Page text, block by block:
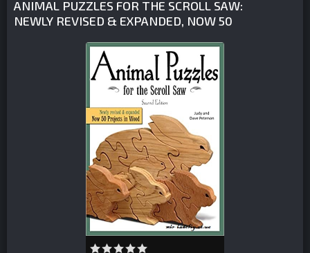
ANIMAL PUZZLES FOR THE SCROLL SAW:
NEWLY REVISED & EXPANDED, NOW 50